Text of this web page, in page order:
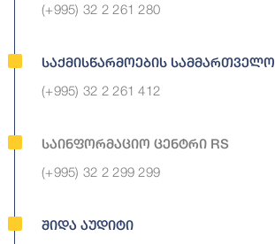
(+995) 32 2 261 280
Საქმისწარმოების Სამმართველო
(+995) 32 2 261 412
Საინფორმაციო Ცენტრი RS
(+995) 32 2 299 299
Შიდა Აუდიტი